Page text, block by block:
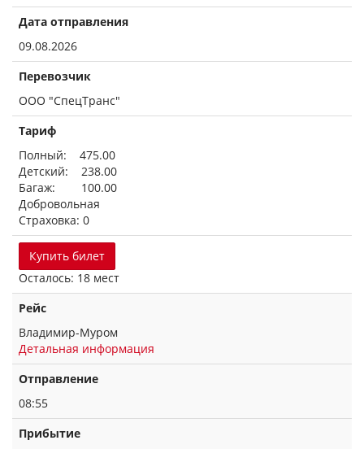
Дата отправления
09.08.2026
Перевозчик
ООО "СпецТранс"
Тариф
Полный: 475.00
Детский: 238.00
Багаж: 100.00
Добровольная
Страховка: 0
Купить билет
Осталось: 18 мест
Рейс
Владимир-Муром
Детальная информация
Отправление
08:55
Прибытие